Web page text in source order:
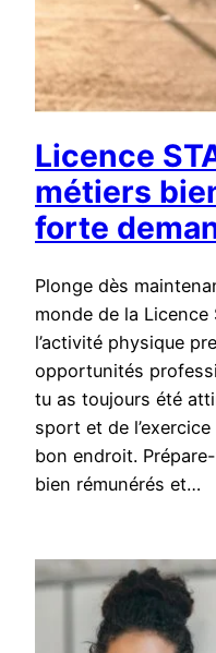
Licence
métiers
forte
Plonge dès
monde de la Licence
l’activité physique
opportunités
tu as toujours été
sport et de
bon endroit.
bien rémunérés et…